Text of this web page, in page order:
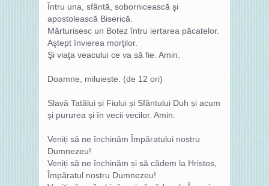
Întru una, sfântă, sobornicească şi
apostolească Biserică.
Mărturisesc un Botez întru iertarea păcatelor.
Aştept învierea morţilor.
Şi viaţa veacului ce va să fie. Amin.
Doamne, miluiește. (de 12 ori)
Slavă Tatălui și Fiului și Sfântului Duh și acum
și pururea și în vecii vecilor. Amin.
Veniți să ne închinăm Împăratului nostru
Dumnezeu!
Veniți să ne închinăm și să cădem la Hristos,
Împăratul nostru Dumnezeu!